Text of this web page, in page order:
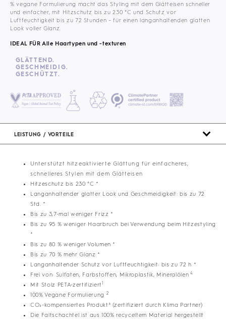
% vegane Formulierung macht das Styling mit dem Glätteisen schneller
und einfacher, mit Hitzschutz bis zu 230 °C und Schutz vor
Luftfeuchtigkeit bis zu 72 Stunden – für einen langanhaltenden glatten
Look voller Glanz.
IDEAL FÜR Alle Haartypen und -texturen
GLÄTTEND.
GESCHMEIDIG.
GESCHÜTZT.
LEISTUNG / VORTEILE
Unterstützt hitzeaktivierte Glättung für einfacheres,
schnelleres Stylen mit dem Glätteisen
Hitzeschutz bis 230 °C *
Langanhaltender glatter Look und Geschmeidigkeit: bis zu 72
Std. *
Bis zu 3,7-mal weniger Frizz *
Bis zu 95 % weniger Haarbruch bei Verwendung beim Hitzestyling
*
Bis zu 80 % weniger Volumen *
Bis zu 70 % mehr Glanz *
Langanhaltender Schutz vor Luftfeuchtigkeit: bis zu 72 h *
Frei von: Sulfaten, Farbstoffen, Mikroplastik, Mineralölen 4
Mit Stolz PETA-zertifiziert 1
100% Vegane Formulierung 2
CO₂-kompensiertes Produkt³ (zertifiziert durch Klima Partner)
Die Faltschachtel ist aus 100% recyceltem Material hergestellt